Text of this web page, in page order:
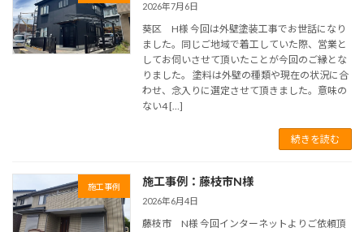
2026年7月6日
葵区 H様 今回は外壁塗装工事でお世話になり
ました。同じご地域で着工していた際、営業と
してお伺いさせて頂いたことが今回のご縁とな
りました。 塗料は外壁の種類や現在の状況に合
わせ、念入りに選定させて頂きました。意味の
ない4 […]
続きを読む
施工事例 施工事例：藤枝市N様
2026年6月4日
藤枝市 N様 今回インターネットよりご依頼頂